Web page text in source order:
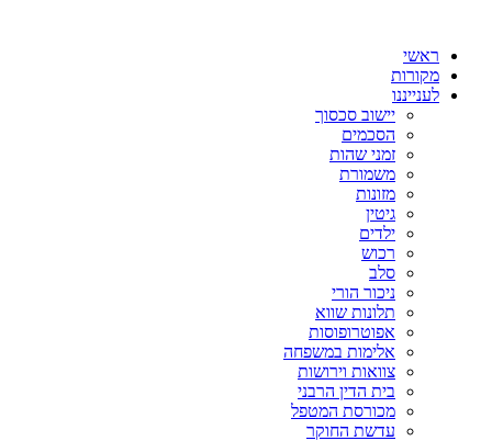
ראשי
מקורות
לענייננו
יישוב סכסוך
הסכמים
זמני שהות
משמורת
מזונות
גיטין
ילדים
רכוש
סלב
ניכור הורי
תלונות שווא
אפוטרופוסות
אלימות במשפחה
צוואות וירושות
בית הדין הרבני
מכורסת המטפל
עדשת החוקר